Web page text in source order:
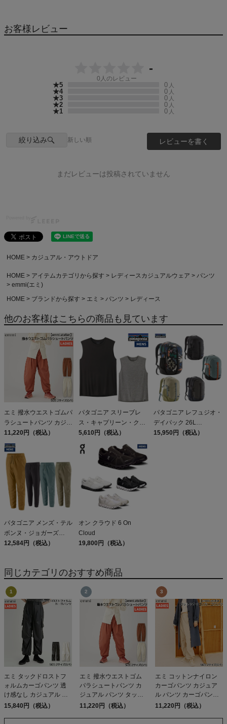
お客様レビュー
-
0 人のレビュー
★5 0 人
★4 0 人
★3 0 人
★2 0 人
★1 0 人
絞り込み 新しい順 レビューを書く
まだレビューは投稿されていません
HOME カジュアル・アウトドア
HOME アイテムカテゴリから探す レディースカジュアルウェア
パンツ
emmi(エミ)
HOME
ブランドから探す エミ パンツ レディース
他のお客様はこちらの商品も見ています
エミ 撥水ウエストゴムパ
ラシュートパンツ カジュ
アル パンツ タックパン
ツ ハンドウォッシャブル
撥水 emmi atelier アウト
レット セール
11,220円（税込）
パタゴニア スリーブレ
ス・キャプリーン・クー
ル・デイリー・シャツ
Patagonia Sleeveless
Capilene Cool Daily
5,610円（税込）
パタゴニア レフュジオ・
デイパック 26L
PATAGONIA REFUGIO
15,950円（税込）
パタゴニア メンズ・テル
ボンヌ・ジョガーズ
PATAGONIA MS
12,584円（税込）
オン クラウド 6 On
Cloud
19,800円（税込）
同じカテゴリのおすすめ商品
エミ タックドロストフ
ォルムカーゴパンツ 透
け感なし カジュアル パ
ンツ ウエストゴム ポケ
15,840円（税込）
エミ 撥水ウエストゴム
パラシュートパンツ カ
ジュアル パンツ タック
パンツ ハンドウォッシ
11,220円（税込）
エミ コットンナイロン
カーゴパンツ カジュア
ル パンツ カーゴパンツ
ウエストゴムあり ハン
11,220円（税込）